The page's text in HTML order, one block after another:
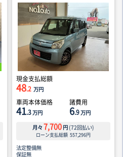
現金支払総額
48.2 万円
車両本体価格
41.3万円
諸費用
6.9万円
月々 7,700 円 (72回払い)
ローン支払総額 557,296円
法定整備無
保証無